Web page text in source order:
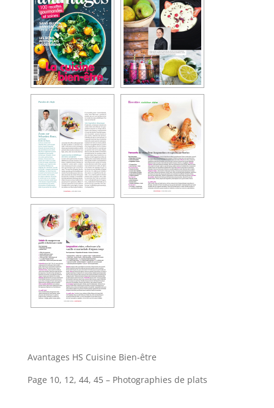
Avantages HS Cuisine Bien-être
Page 10, 12, 44, 45 – Photographies de plats